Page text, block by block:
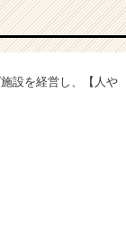
設を経営し、【人や